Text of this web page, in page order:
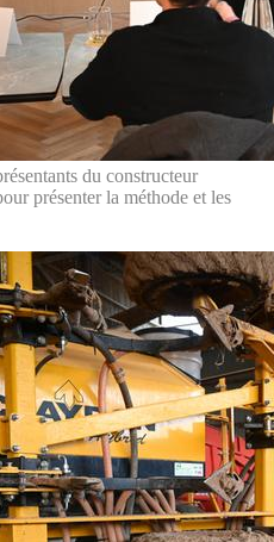
du constructeur
présenter la méthode et les